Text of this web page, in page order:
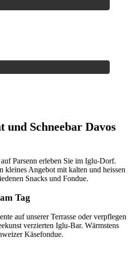
und Schneebar Davos
Parsenn erleben Sie im Iglu-Dorf.
kleines Angebot mit kalten und heissen
Snacks und Fondue.
Tag
auf unserer Terrasse oder verpflegen
verzierten Iglu-Bar. Wärmstens
Käsefondue.